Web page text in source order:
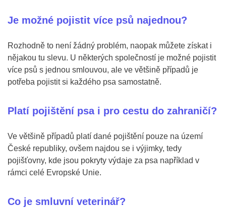
Je možné pojistit více psů najednou?
Rozhodně to není žádný problém, naopak můžete získat i
nějakou tu slevu. U některých společností je možné pojistit
více psů s jednou smlouvou, ale ve většině případů je
potřeba pojistit si každého psa samostatně.
Platí pojištění psa i pro cestu do zahraničí?
Ve většině případů platí dané pojištění pouze na území
České republiky, ovšem najdou se i výjimky, tedy
pojišťovny, kde jsou pokryty výdaje za psa například v
rámci celé Evropské Unie.
Co je smluvní veterinář?